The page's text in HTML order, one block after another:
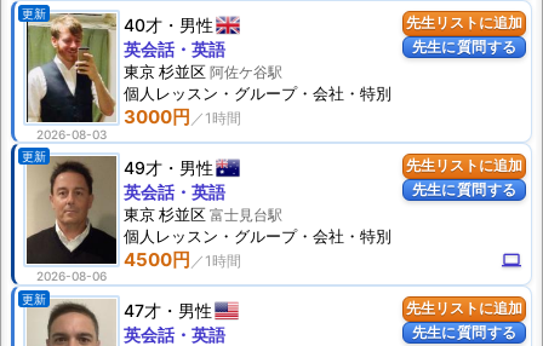
先生リストに追加
先生に質問する
更新
2026-08-03
40才 男性
3000円
英会話・英語
東京 杉並区 阿佐ケ谷駅
個人 レッスン ・グループ・会社・特別
先生リストに追加
先生に質問する
更新
2026-08-06
49才 男性
4500円 computer
英会話・英語
東京 杉並区 富士見台駅
個人 レッスン ・グループ・会社・特別
先生リストに追加
先生に質問する
更新
47才 男性
英会話・英語